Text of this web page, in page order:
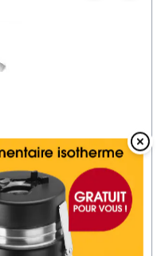
avec bras de lecture
: support droit rond /